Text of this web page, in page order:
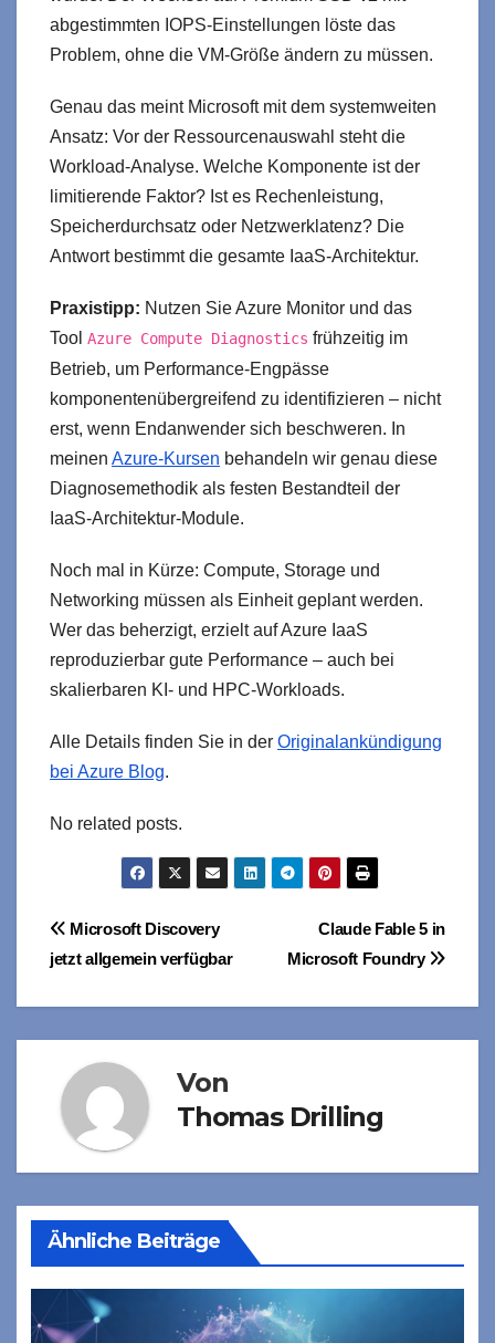
abgestimmten IOPS-Einstellungen löste das
Problem, ohne die VM-Größe ändern zu müssen.
Genau das meint Microsoft mit dem systemweiten
Ansatz: Vor der Ressourcenauswahl steht die
Workload-Analyse. Welche Komponente ist der
limitierende Faktor? Ist es Rechenleistung,
Speicherdurchsatz oder Netzwerklatenz? Die
Antwort bestimmt die gesamte IaaS-Architektur.
Praxistipp: Nutzen Sie Azure Monitor und das
Tool Azure Compute Diagnostics frühzeitig im
Betrieb, um Performance-Engpässe
komponentenübergreifend zu identifizieren – nicht
erst, wenn Endanwender sich beschweren. In
meinen Azure-Kursen behandeln wir genau diese
Diagnosemethodik als festen Bestandteil der
IaaS-Architektur-Module.
Noch mal in Kürze: Compute, Storage und
Networking müssen als Einheit geplant werden.
Wer das beherzigt, erzielt auf Azure IaaS
reproduzierbar gute Performance – auch bei
skalierbaren KI- und HPC-Workloads.
Alle Details finden Sie in der Originalankündigung
bei Azure Blog.
No related posts.
BeitragsnavigationClaude Fable 5 in
Microsoft Foundry
Microsoft Discovery
jetzt allgemein verfügbar
Von
Thomas Drilling
Ähnliche Beiträge